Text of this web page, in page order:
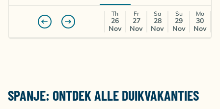
Th
26
Nov
Fr
27
Nov
Sa
28
Nov
Su
29
Nov
Mo
30
Nov
SPANJE: ONTDEK ALLE DUIKVAKANTIES